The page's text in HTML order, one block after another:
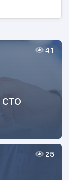
СТО
41
25